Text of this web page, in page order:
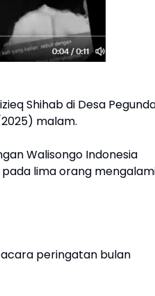
Shihab di Desa
malam.
Walisongo Indonesia
pada lima orang
peringatan bulan